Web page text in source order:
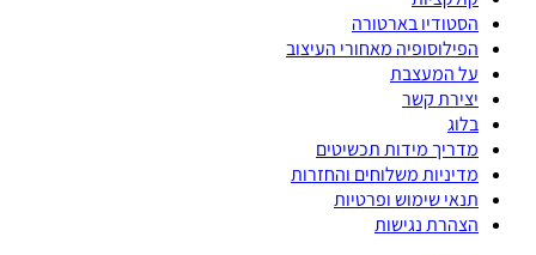
הסטודיו בארטורה
הפילוסופיה מאחורי העיצוב
על המעצבת
יצירת קשר
בלוג
מדריך מידות תכשיטים
מדיניות משלוחים והחזרות
תנאי שימוש ופרטיות
הצהרת נגישות